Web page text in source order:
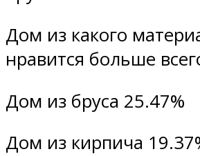
Дом из какого
нравится больше
Дом из бруса 25.47%
Дом из кирпича